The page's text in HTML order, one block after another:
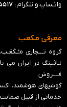
واتـساپ و تلگرام : ۰۹۳۰۵۶۵۵۵۱۷
معرفی مکعب
گروه تـــجاری
فــــروش
گوشیهای هوشمند،
خدماتی از قبیل ضمانت